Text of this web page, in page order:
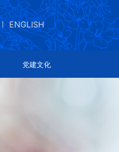
党建文化
ENGLISH
党建文化